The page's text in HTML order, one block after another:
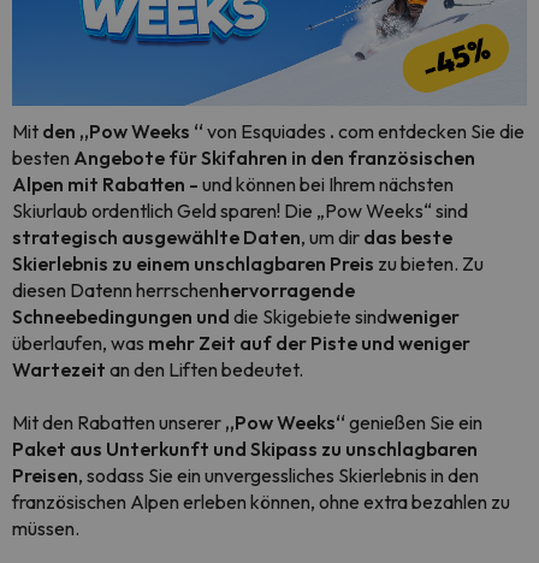
Mit den „Pow Weeks “ von Esquiades . com entdecken Sie die
besten Angebote für Skifahren in den französischen
Alpen mit Rabatten - und können bei Ihrem nächsten
Skiurlaub ordentlich Geld sparen! Die „Pow Weeks“ sind
strategisch ausgewählte Daten, um dir das beste
Skierlebnis zu einem unschlagbaren Preis zu bieten. Zu
diesen Datenn herrschenhervorragende
Schneebedingungen und die Skigebiete sindweniger
überlaufen, was mehr Zeit auf der Piste und weniger
Wartezeit an den Liften bedeutet.
Mit den Rabatten unserer „Pow Weeks“ genießen Sie ein
Paket aus Unterkunft und Skipass zu unschlagbaren
Preisen, sodass Sie ein unvergessliches Skierlebnis in den
französischen Alpen erleben können, ohne extra bezahlen zu
müssen.